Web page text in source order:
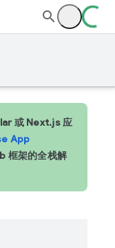
或 Next.js 应
App
框架的全栈解